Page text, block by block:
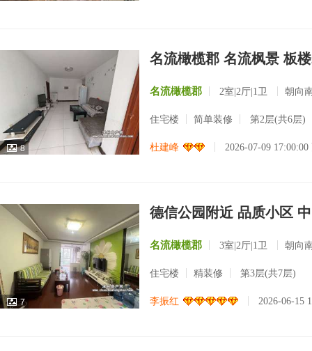
8
名流橄榄郡 名流枫景 板
名流橄榄郡 2室|2厅|1卫 朝向
住宅楼 简单装修 第2层(共6层)
杜建峰 2026-07-09 17:00:00
7
德信公园附近 品质小区
名流橄榄郡 3室|2厅|1卫 朝向
住宅楼 精装修 第3层(共7层)
李振红 2026-06-15